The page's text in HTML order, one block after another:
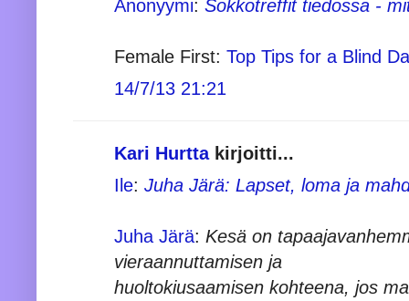
Anonyymi: Sokkotreffit tiedossa -
Female First: Top Tips for a Blind
14/7/13 21:21
Kari Hurttakirjoitti...
Ile: Juha Järä: Lapset, loma ja
Juha Järä: Kesä on
vieraannuttamisen ja
huoltokiusaamisen kohteena, jos